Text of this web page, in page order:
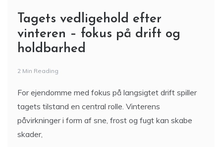
Tagets vedligehold efter
vinteren – fokus på drift og
holdbarhed
2 Min Reading
For ejendomme med fokus på langsigtet drift spiller
tagets tilstand en central rolle. Vinterens
påvirkninger i form af sne, frost og fugt kan skabe
skader,